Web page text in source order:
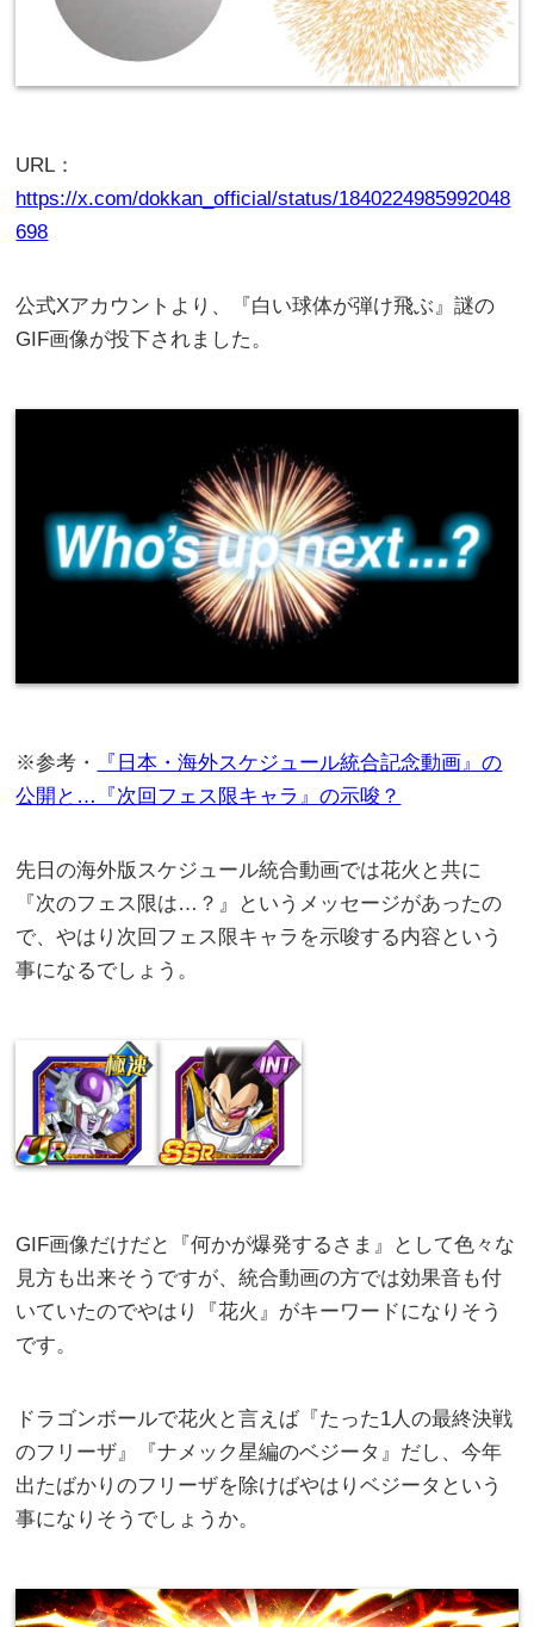
URL：
https://x.com/dokkan_official/status/1840224985992048
698
公式Xアカウントより、『白い球体が弾け飛ぶ』謎の
GIF画像が投下されました。
※参考・
『日本・海外スケジュール統合記念動画』の
公開と…『次回フェス限キャラ』の示唆？
先日の海外版スケジュール統合動画では花火と共に
『次のフェス限は…？』というメッセージがあったの
で、やはり次回フェス限キャラを示唆する内容という
事になるでしょう。
GIF画像だけだと『何かが爆発するさま』として色々な
見方も出来そうですが、統合動画の方では効果音も付
いていたのでやはり『花火』がキーワードになりそう
です。
ドラゴンボールで花火と言えば『たった1人の最終決戦
のフリーザ』『ナメック星編のベジータ』だし、今年
出たばかりのフリーザを除けばやはりベジータという
事になりそうでしょうか。